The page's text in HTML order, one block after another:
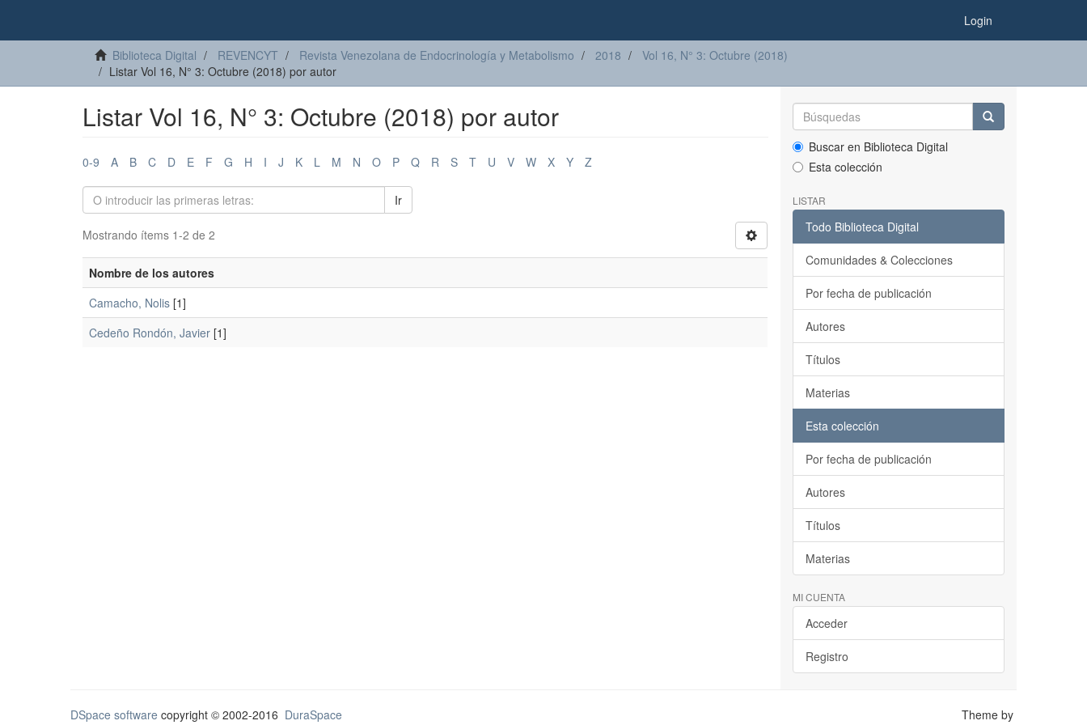
Login
Biblioteca Digital REVENCYT Revista Venezolana de Endocrinología y Metabolismo 2018
Vol 16, N° 3: Octubre (2018)
Listar Vol 16, N° 3: Octubre (2018) por autor
Listar Vol 16, N° 3: Octubre (2018) por autor
0-9 A B C D E F G H I J K L M N O P Q R S T U V W X Y Z
Ir
Mostrando ítems 1-2 de 2
Nombre de los autores
Camacho, Nolis [1]
Cedeño Rondón, Javier [1]
Buscar en Biblioteca Digital
Esta colección
LISTAR
Todo Biblioteca Digital
Comunidades & Colecciones
Por fecha de publicación
Autores
Títulos
Materias
Esta colección
Por fecha de publicación
Autores
Títulos
Materias
MI CUENTA
Acceder
Registro
DSpace software copyright © 2002-2016 DuraSpace
Theme by